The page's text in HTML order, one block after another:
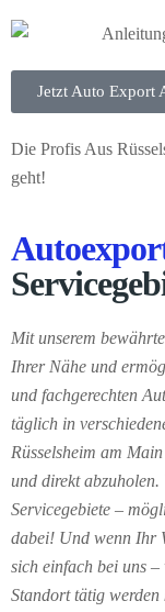
Jetzt Auto Export
Die Profis Aus
geht!
Mit unserem
Ihrer Nähe und
und fachgerechten
täglich in
Rüsselsheim am
und direkt abzuholen.
Servicegebiete –
dabei! Und wenn Ihr
sich einfach bei uns
Standort tätig werden